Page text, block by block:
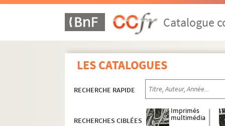
Catalogue
LES CATALOGUES
RECHERCHE RAPIDE
RECHERCHES CIBLÉES
Imprimés
multimédia